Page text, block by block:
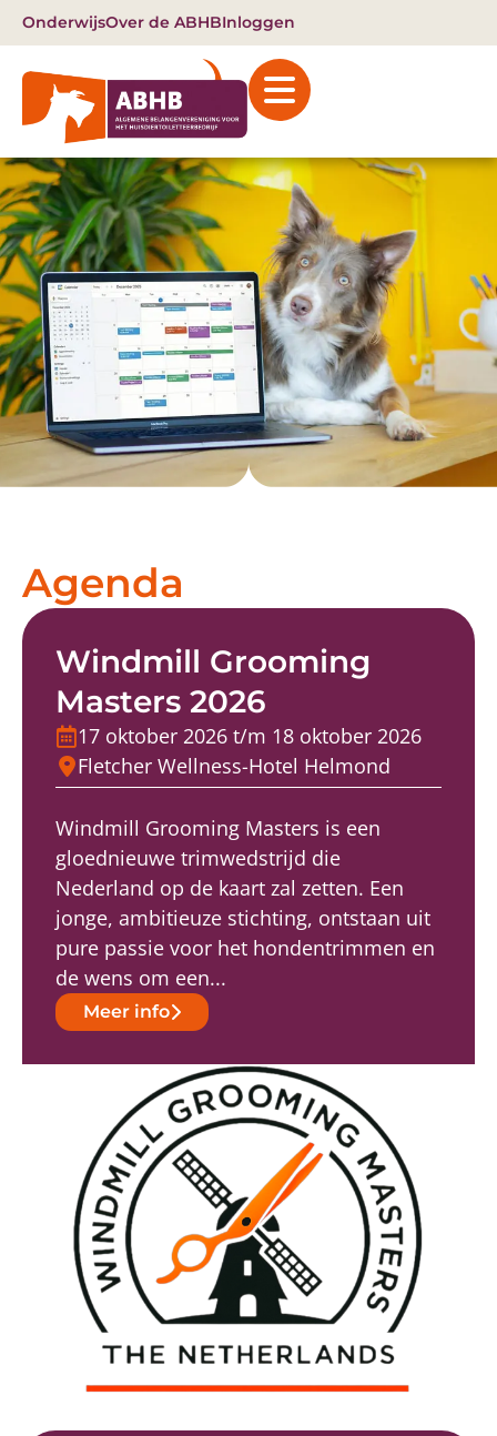
OnderwijsOver de ABHBInloggen
Agenda
Windmill Grooming
Masters 2026
17 oktober 2026 t/m 18 oktober 2026
Fletcher Wellness-Hotel Helmond
Windmill Grooming Masters is een
gloednieuwe trimwedstrijd die
Nederland op de kaart zal zetten. Een
jonge, ambitieuze stichting, ontstaan uit
pure passie voor het hondentrimmen en
de wens om een...
Meer info